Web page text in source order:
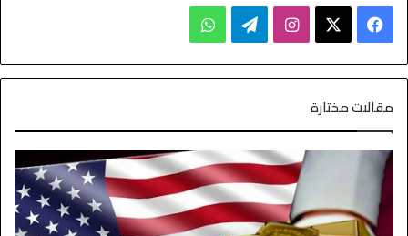
مقالات مختارة